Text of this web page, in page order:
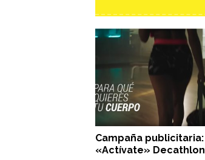
Campaña publicitaria:
«Actívate» Decathlon